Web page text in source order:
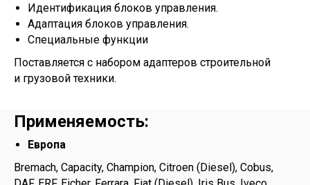
Идентификация блоков управления.
Адаптация блоков управления.
Специальные функции
Поставляется с набором адаптеров строительной
и грузовой техники.
Применяемость:
Европа
Bremach, Capacity, Champion, Citroen (Diesel), Cobus,